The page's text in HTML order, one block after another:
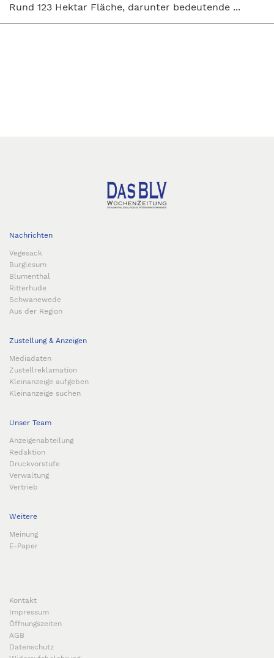
Rund 123 Hektar Fläche, darunter bedeutende ...
Nachrichten
Vegesack
Burglesum
Blumenthal
Ritterhude
Schwanewede
Aus der Region
Zustellung & Anzeigen
Mediadaten
Zustellreklamation
Kleinanzeige aufgeben
Kleinanzeige suchen
Unser Team
Anzeigenabteilung
Redaktion
Druckvorstufe
Verwaltung
Vertrieb
Weitere
Meinung
E-Paper
Kontakt
Impressum
Öffnungszeiten
AGB
Datenschutz